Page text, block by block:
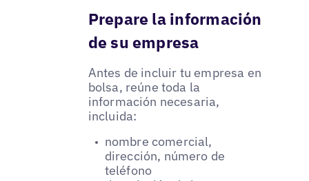
Prepare la información
de su empresa
Antes de incluir tu empresa en
bolsa, reúne toda la
información necesaria,
incluida:
nombre comercial,
dirección, número de
teléfono